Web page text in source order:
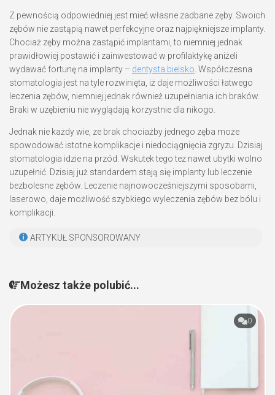
Z pewnością odpowiedniej jest mieć własne zadbane zęby. Swoich
zębów nie zastąpią nawet perfekcyjne oraz najpiękniejsze implanty.
Chociaż zęby można zastąpić implantami, to niemniej jednak
prawidłowiej postawić i zainwestować w profilaktykę aniżeli
wydawać fortunę na implanty – dentysta bielsko . Współczesna
stomatologia jest na tyle rozwinięta, iż daje możliwości łatwego
leczenia zębów, niemniej jednak również uzupełniania ich braków.
Braki w uzębieniu nie wyglądają korzystnie dla nikogo.
Jednak nie każdy wie, ze brak chociażby jednego zęba może
spowodować istotne komplikacje i niedociągnięcia zgryzu. Dzisiaj
stomatologia idzie na przód. Wskutek tego tez nawet ubytki wolno
uzupełnić. Dzisiaj już standardem stają się implanty lub leczenie
bezbolesne zębów. Leczenie najnowocześniejszymi sposobami,
laserowo, daje możliwość szybkiego wyleczenia zębów bez bólu i
komplikacji.
ARTYKUŁ SPONSOROWANY
Możesz także polubić...
0